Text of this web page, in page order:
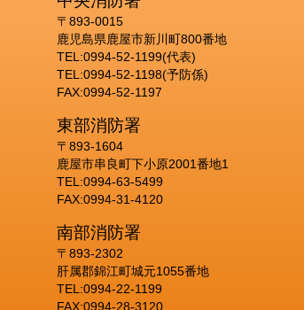
〒893-0015
鹿児島県鹿屋市新川町800番地
TEL:0994-52-1199(代表)
TEL:0994-52-1198(予防係)
FAX:0994-52-1197
東部消防署
〒893-1604
鹿屋市串良町下小原2001番地1
TEL:0994-63-5499
FAX:0994-31-4120
南部消防署
〒893-2302
肝属郡錦江町城元1055番地
TEL:0994-22-1199
FAX:0994-28-3120